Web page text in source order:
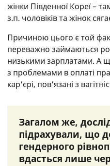
жінки Південної Кореї –
з.п. чоловіків та жінок
Причиною цього є той
переважно займаються
низькими зарплатами. А
з проблемами в оплаті
кар'єрі, пов'язані з
Загалом же,
підрахували, що
гендерного
вдасться лише